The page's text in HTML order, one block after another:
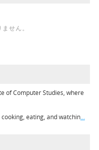
せん。
of Computer Studies, where
eating, and watchin…